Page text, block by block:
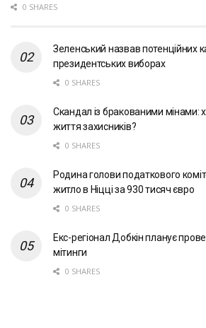
0 SHARES
Зеленський назвав потенційних
президентських виборах
0 SHARES
Скандал із бракованими мінами:
життя захисників?
0 SHARES
Родина голови податкового
житло в Ніцці за 930 тисяч євро
0 SHARES
Екс-регіонал Добкін планує
мітинги
0 SHARES